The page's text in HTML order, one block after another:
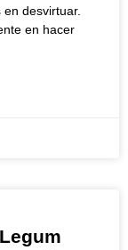
desvirtuar.
en hacer